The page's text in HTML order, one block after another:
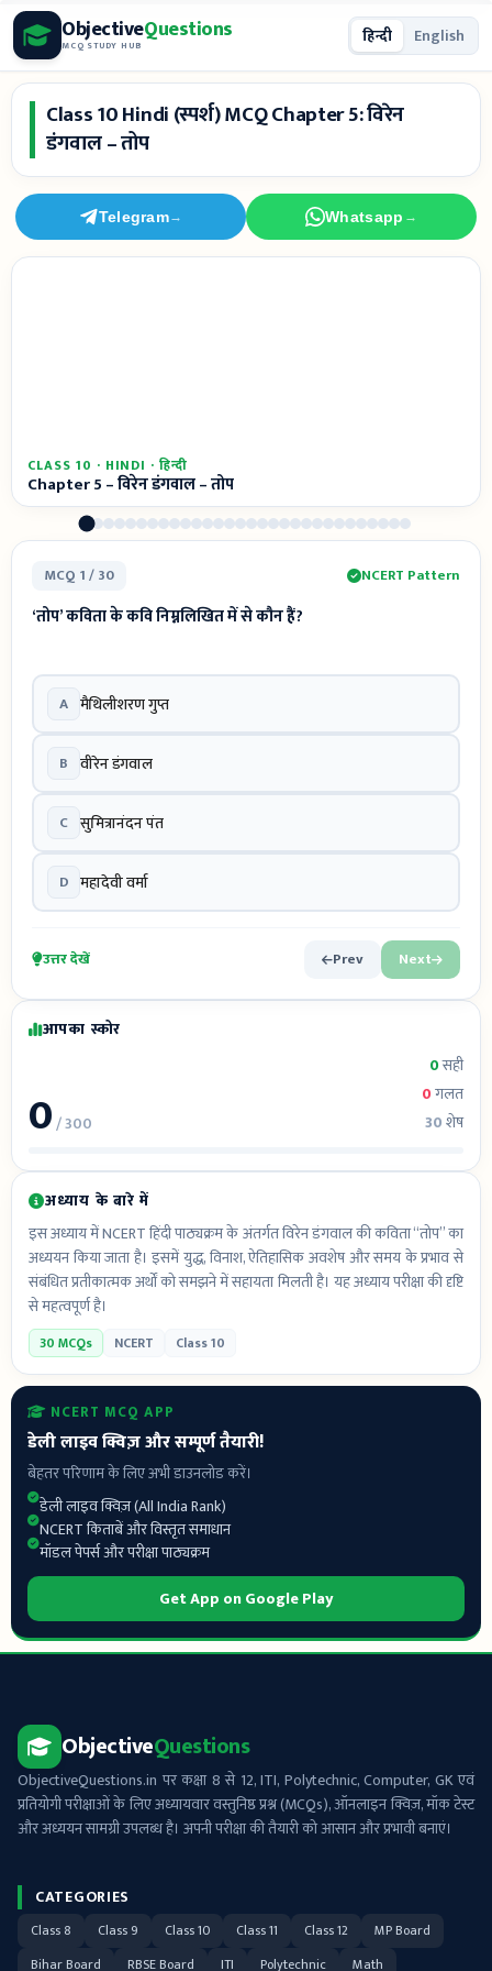
Skip
to
content
ObjectiveQuestions
MCQ STUDY HUB हिन्दी English
Class 10 Hindi (स्पर्श) MCQ Chapter 5: विरेन
डंगवाल – तोप
Telegram→ Whatsapp →
CLASS 10 · HINDI · हिन्दी
Chapter 5 – विरेन डंगवाल – तोप
MCQ 1 / 30 NCERT Pattern
‘तोप’ कविता के कवि निम्नलिखित में से कौन हैं?
A मैथिलीशरण गुप्त
B वीरेन डंगवाल
C सुमित्रानंदन पंत
D महादेवी वर्मा
उत्तर देखें Prev Next
आपका स्कोर
0/ 300
0सही
0गलत
30शेष
अध्याय के बारे में
इस अध्याय में NCERT हिंदी पाठ्यक्रम के अंतर्गत विरेन डंगवाल की कविता “तोप” का
अध्ययन किया जाता है। इसमें युद्ध, विनाश, ऐतिहासिक अवशेष और समय के प्रभाव से
संबंधित प्रतीकात्मक अर्थों को समझने में सहायता मिलती है। यह अध्याय परीक्षा की दृष्टि
से महत्वपूर्ण है।
30 MCQs NCERT Class 10
NCERT MCQ APP
डेली लाइव क्विज़ और सम्पूर्ण तैयारी!
बेहतर परिणाम के लिए अभी डाउनलोड करें।
डेली लाइव क्विज़ (All India Rank)
NCERT किताबें और विस्तृत समाधान
मॉडल पेपर्स और परीक्षा पाठ्यक्रम
Get App on Google Play
ObjectiveQuestions
ObjectiveQuestions.in पर कक्षा 8 से 12, ITI, Polytechnic, Computer, GK एवं
प्रतियोगी परीक्षाओं के लिए अध्यायवार वस्तुनिष्ठ प्रश्न (MCQs), ऑनलाइन क्विज़, मॉक टेस्ट
और अध्ययन सामग्री उपलब्ध है। अपनी परीक्षा की तैयारी को आसान और प्रभावी बनाएं।
CATEGORIES
Class 8 Class 9 Class 10 Class 11 Class 12
MP Board
Bihar Board
RBSE Board ITI Polytechnic Math